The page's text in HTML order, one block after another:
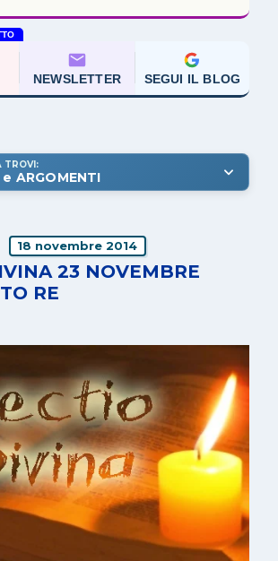
NEWSLETTER SEGUI IL BLOG
TROVI:
ARGOMENTI
18 novembre 2014
23 NOVEMBRE
RE